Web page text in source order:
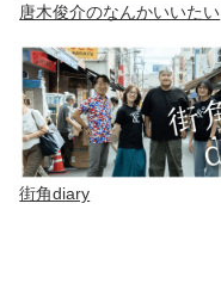
唐木俊介のなんかいいたい
街角diary